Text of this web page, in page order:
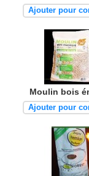
Ajouter pour
Moulin bois
Ajouter pour